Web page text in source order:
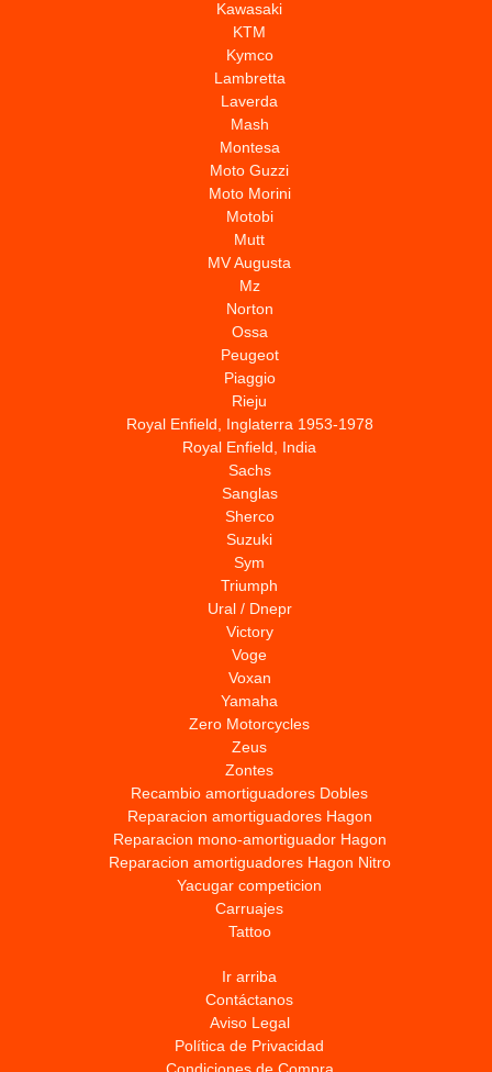
Kawasaki
KTM
Kymco
Lambretta
Laverda
Mash
Montesa
Moto Guzzi
Moto Morini
Motobi
Mutt
MV Augusta
Mz
Norton
Ossa
Peugeot
Piaggio
Rieju
Royal Enfield, Inglaterra 1953-1978
Royal Enfield, India
Sachs
Sanglas
Sherco
Suzuki
Sym
Triumph
Ural / Dnepr
Victory
Voge
Voxan
Yamaha
Zero Motorcycles
Zeus
Zontes
Recambio amortiguadores Dobles
Reparacion amortiguadores Hagon
Reparacion mono-amortiguador Hagon
Reparacion amortiguadores Hagon Nitro
Yacugar competicion
Carruajes
Tattoo
Ir arriba
Contáctanos
Aviso Legal
Política de Privacidad
Condiciones de Compra